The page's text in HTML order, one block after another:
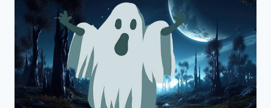
一
个
应
急
基
金?
你
要